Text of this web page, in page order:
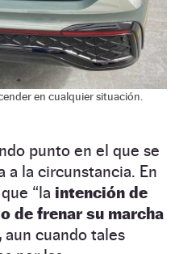
en cualquier situación.
punto en el que se
a la circunstancia. En
“la intención de
de frenar su marcha
aun cuando tales